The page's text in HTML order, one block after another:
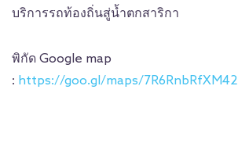
บริการรถท้องถิ่นสู่น้ำตกสาริกา
พิกัด Google map
: https://goo.gl/maps/7R6RnbRfXM42